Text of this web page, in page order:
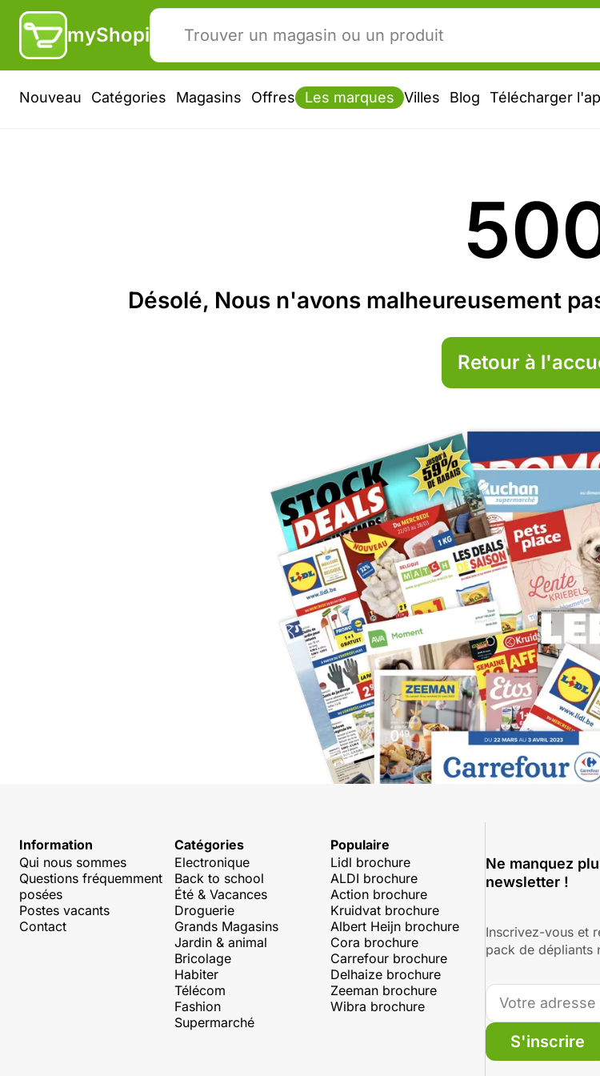
myShopi
Nouveau Catégories Magasins Offres Les marques Villes Blog Télécharger
Désolé, Nous n'avons malheureusement
Retour à
Information
Qui nous sommes
Questions fréquemment
posées
Postes vacants
Contact
Catégories
Electronique
Back to school
Été & Vacances
Droguerie
Grands Magasins
Jardin & animal
Bricolage
Habiter
Télécom
Fashion
Supermarché
Populaire
Lidl brochure
ALDI brochure
Action brochure
Kruidvat brochure
Albert Heijn brochure
Cora brochure
Carrefour brochure
Delhaize brochure
Zeeman brochure
Wibra brochure
Ne manquez
newsletter !
Inscrivez-vous et
pack de dépliants
S'inscrire